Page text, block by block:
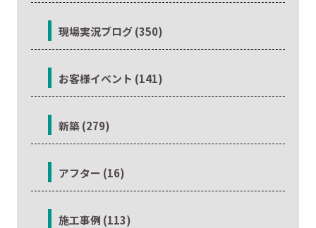
現場実況ブログ (350)
お客様イベント (141)
新築 (279)
アフター (16)
施工事例 (113)